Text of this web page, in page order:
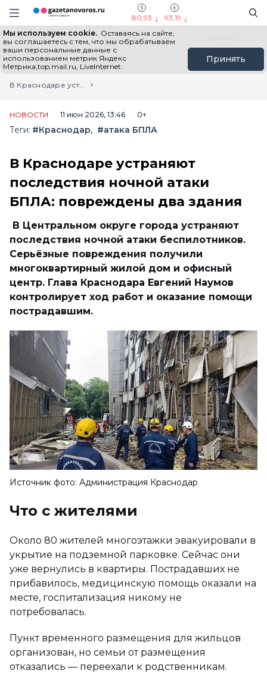
Информационный портал "ГазетаНоворос.ру"
Навигация сайта
80,93 93,19
Мы используем cookie. Оставаясь на сайте,
вы соглашаетесь с тем, что мы обрабатываем
ваши персональные данные с
использованием метрик Яндекс
Метрика,top.mail.ru, LiveInternet.
Принять
Все новости Новости России
Главная
Лента новостей
В Краснодаре устраняют последствия ночной атаки БПЛА: повреждены два здания
НОВОСТИ 11 июн 2026, 13:46 0+
Теги: #Краснодар #атака БПЛА
В Краснодаре устраняют
последствия ночной атаки
БПЛА: повреждены два здания
В Центральном округе города устраняют
последствия ночной атаки беспилотников.
Серьёзные повреждения получили
многоквартирный жилой дом и офисный
центр. Глава Краснодара Евгений Наумов
контролирует ход работ и оказание помощи
пострадавшим.
Источник фото: Администрация Краснодар
Что с жителями
Около 80 жителей многоэтажки эвакуировали в
укрытие на подземной парковке. Сейчас они
уже вернулись в квартиры. Пострадавших не
прибавилось, медицинскую помощь оказали на
месте, госпитализация никому не
потребовалась.
Пункт временного размещения для жильцов
организован, но семьи от размещения
отказались — переехали к родственникам.